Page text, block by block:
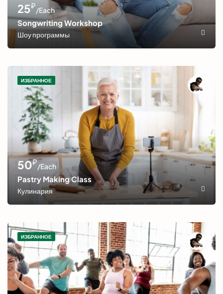
25₽/Each
Songwriting Workshop
Шоу программы
ИЗБРАННОЕ
50₽/Each
Pastry Making Class
Кулинария
ИЗБРАННОЕ